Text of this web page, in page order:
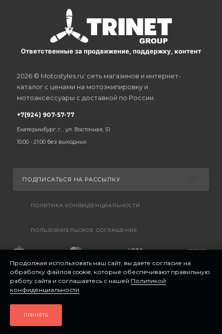
Ответственные за продвижение, поддержку, контент
2026 © Motostyles.ru: сеть магазинов и интернет-
каталог с ценами на мотоэкипировку и
мотоаксессуары с доставкой по России.
+7(924) 907-57-77
Екатеринбург, г. , ул. Восточная, 51
10:00 - 21:00 без выходных
ПОДПИСАТЬСЯ НА РАССЫЛКУ
ПОЛИТИКА КОНФИДЕНЦИАЛЬНОСТИ
ПОЛЬЗОВАТЕЛЬСКОЕ СОГЛАШЕНИЕ
Продолжая использовать наш сайт, вы даете согласие на
обработку файлов cookie, которые обеспечивают правильную
работу сайта и соглашаетесь с нашей Политикой
конфиденциальности.
ПРИНЯТЬ